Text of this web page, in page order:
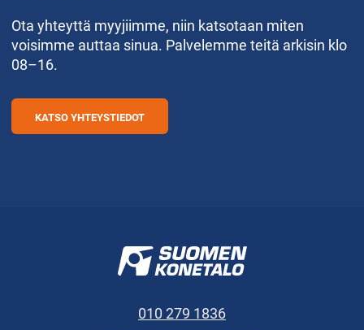
Ota yhteyttä myyjiimme, niin katsotaan miten
voisimme auttaa sinua. Palvelemme teitä arkisin klo
08–16.
KATSO YHTEYSTIEDOT
010 279 1836